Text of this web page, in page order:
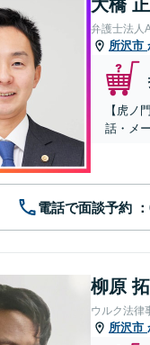
大橋
弁護士法人
所沢市
【虎ノ
話・メ
電話で面談予約
柳原
ウルク法律
所沢市